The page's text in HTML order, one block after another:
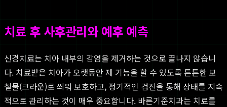
치료 후 사후관리와 예후 예측
신경치료는 치아 내부의 감염을 제거하는 것으로 끝나지 않습니
다. 치료받은 치아가 오랫동안 제 기능을 할 수 있도록 튼튼한 보
철물(크라운)로 씌워 보호하고, 정기적인 검진을 통해 상태를 지속
적으로 관리하는 것이 매우 중요합니다. 바른기준치과는 치료를